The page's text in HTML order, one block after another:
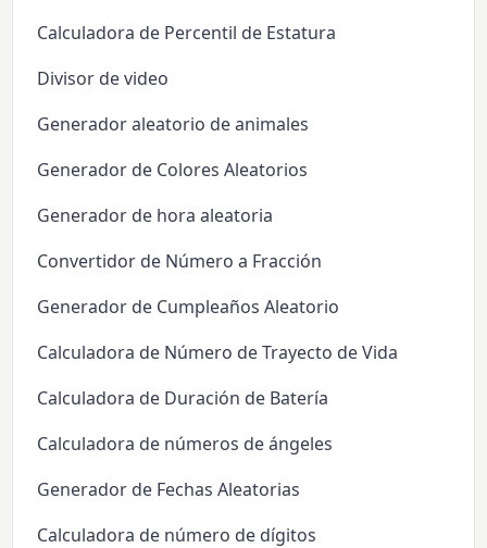
Calculadora de Percentil de Estatura
Divisor de video
Generador aleatorio de animales
Generador de Colores Aleatorios
Generador de hora aleatoria
Convertidor de Número a Fracción
Generador de Cumpleaños Aleatorio
Calculadora de Número de Trayecto de Vida
Calculadora de Duración de Batería
Calculadora de números de ángeles
Generador de Fechas Aleatorias
Calculadora de número de dígitos